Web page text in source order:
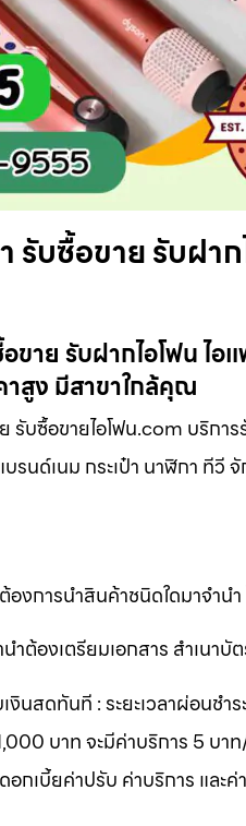
รับซื้อขาย รับฝา
ขาย รับฝากไอโฟน ไ
าสูง มีสาขาใกล้คุณ
รับซื้อขายไอโฟน.com บริกา
ด์เนม กระเป๋า นาฬิกา ทีวี จั
งการนำสินค้าชนิดใดมาจำน
องเตรียมเอกสาร สำเนาบั
งินสดทันที : ระยะเวลาผ่อนช
บาท จะมีค่าบริการ 5 บ
อกเบี้ยค่าปรับ ค่าบริการ แล